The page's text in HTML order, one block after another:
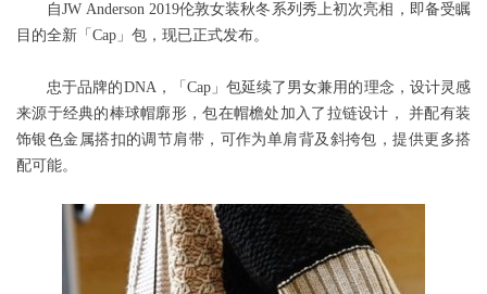
自JW Anderson 2019伦敦女装秋冬系列秀上初次亮相，即备受瞩
目的全新「Cap」包，现已正式发布。
忠于品牌的DNA，「Cap」包延续了男女兼用的理念，设计灵感
来源于经典的棒球帽廓形，包在帽檐处加入了拉链设计， 并配有装
饰银色金属搭扣的调节肩带，可作为单肩背及斜挎包，提供更多搭
配可能。